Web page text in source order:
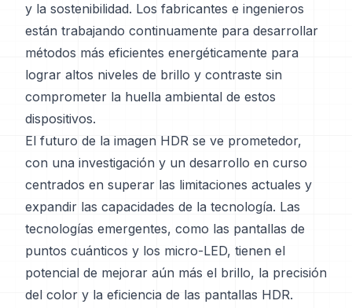
y la sostenibilidad. Los fabricantes e ingenieros
están trabajando continuamente para desarrollar
métodos más eficientes energéticamente para
lograr altos niveles de brillo y contraste sin
comprometer la huella ambiental de estos
dispositivos.
El futuro de la imagen HDR se ve prometedor,
con una investigación y un desarrollo en curso
centrados en superar las limitaciones actuales y
expandir las capacidades de la tecnología. Las
tecnologías emergentes, como las pantallas de
puntos cuánticos y los micro-LED, tienen el
potencial de mejorar aún más el brillo, la precisión
del color y la eficiencia de las pantallas HDR.